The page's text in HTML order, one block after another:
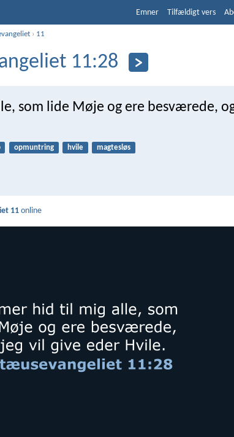
Emner Tilfældigt vers
› 11
11:28
som lide Møje og ere besværede,
opmuntring hvile magtesløs
11online